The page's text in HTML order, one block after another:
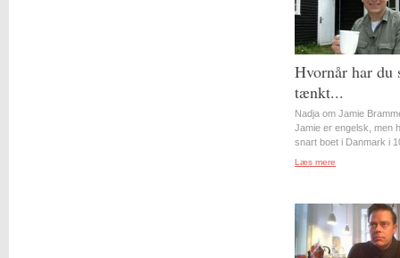
Hvornår har du
tænkt...
Nadja om Jamie
Jamie er engelsk, men
snart boet i Danmark i
Læs mere